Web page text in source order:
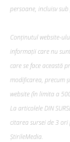
persoane, incluisv
Conținutul website-
informații care nu
care se face această
modificarea, precum
website (în limita a
La articolele DIN
citarea sursei de 3
ȘtirileMedia.